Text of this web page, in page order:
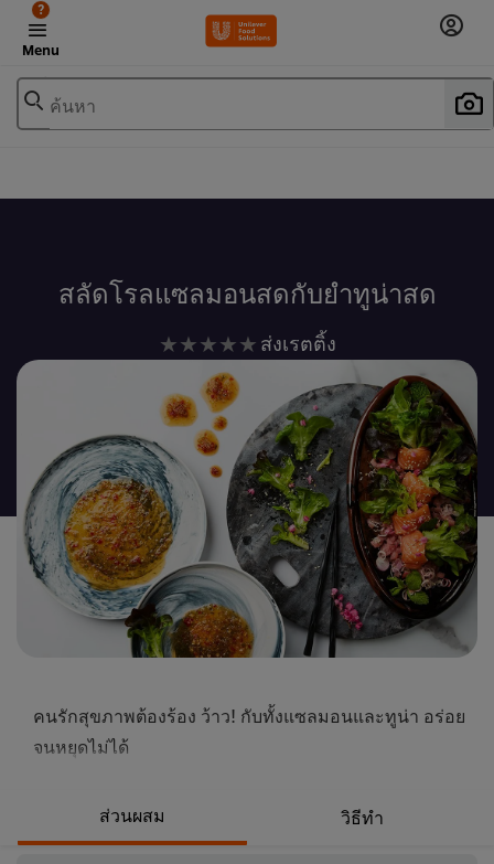
Menu
?
ค้นหา
สลัดโรลแซลมอนสดกับยำทูน่าสด
ไม่มี
การ
คะแนน
สำหรับ
recipe
นี้
ส่งเรตติ้ง
คนรักสุขภาพต้องร้อง ว้าว! กับทั้งแซลมอนและทูน่า อร่อย
จนหยุดไม่ได้
ส่วนผสม วิธีทำ